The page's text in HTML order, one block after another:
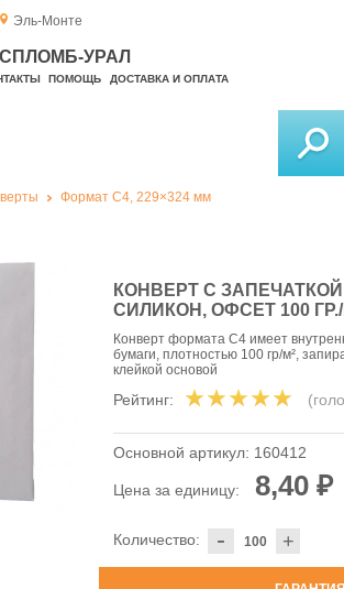
Эль-Монте
УРАЛ
ПОМОЩЬ ДОСТАВКА И ОПЛАТА
Формат C4, 229×324 мм
КОНВЕРТ С
СИЛИКОН, ОФСЕТ 100 ГР./
Конверт формата C4 имеет
бумаги, плотностью 100 гр/м²,
клейкой основой
Рейтинг:
Основной артикул: 160412
Цена за единицу: 8,40 ₽
- +
Количество: